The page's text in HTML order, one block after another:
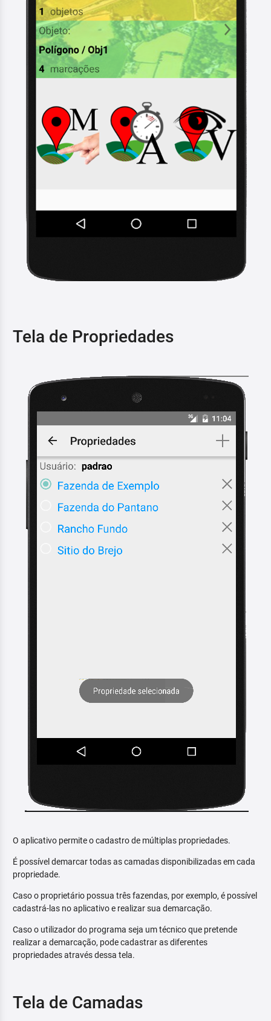
Tela de Propriedades
O aplicativo permite o cadastro de múltiplas propriedades.
É possível demarcar todas as camadas disponibilizadas em cada
propriedade.
Caso o proprietário possua três fazendas, por exemplo, é possível
cadastrá-las no aplicativo e realizar sua demarcação.
Caso o utilizador do programa seja um técnico que pretende
realizar a demarcação, pode cadastrar as diferentes
propriedades através dessa tela.
Tela de Camadas